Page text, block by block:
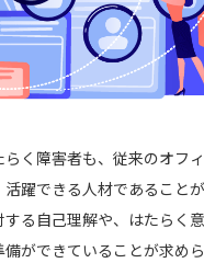
く障害者も、従来のオフ
活躍できる人材であること
る自己理解や、はたらく
ができていることが求め